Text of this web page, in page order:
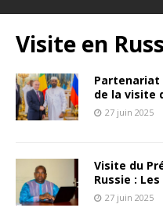
Visite en
Partenariat
de la visite
27 juin 2025
Visite du
Russie :
27 juin 2025